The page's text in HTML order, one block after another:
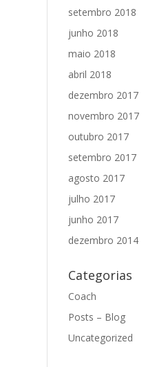
setembro 2018
junho 2018
maio 2018
abril 2018
dezembro 2017
novembro 2017
outubro 2017
setembro 2017
agosto 2017
julho 2017
junho 2017
dezembro 2014
Categorias
Coach
Posts – Blog
Uncategorized